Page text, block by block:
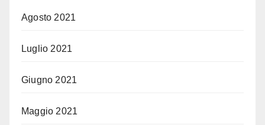
Agosto 2021
Luglio 2021
Giugno 2021
Maggio 2021